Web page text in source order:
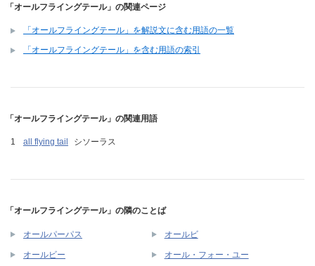
「オールフライングテール」の関連ページ
「オールフライングテール」を解説文に含む用語の一覧
「オールフライングテール」を含む用語の索引
「オールフライングテール」の関連用語
all flying tail シソーラス
「オールフライングテール」の隣のことば
オールパーパス オールビ
オールビー オール・フォー・ユー